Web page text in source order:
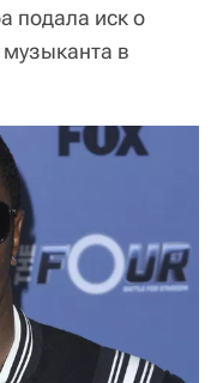
подала иск о
в